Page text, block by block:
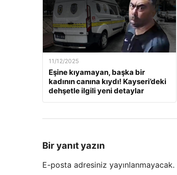
11/12/2025
Eşine kıyamayan, başka bir
kadının canına kıydı! Kayseri’deki
dehşetle ilgili yeni detaylar
Bir yanıt yazın
E-posta adresiniz yayınlanmayacak.